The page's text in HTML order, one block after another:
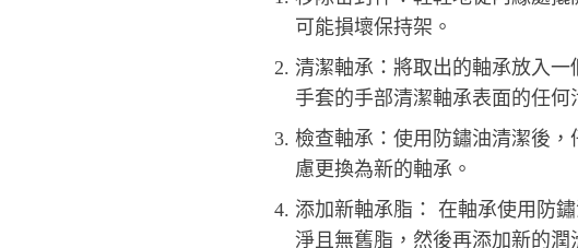
可能損壞保持架。
清潔軸承：將取出的軸承放入一
手套的手部清潔軸承表面的任
檢查軸承：使用防鏽油清潔後，
慮更換為新的軸承。
添加新軸承脂： 在軸承使用防
淨且無舊脂，然後再添加新的潤